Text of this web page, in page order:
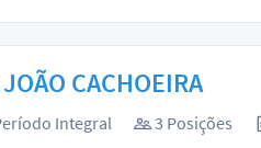
CACHOEIRA
Integral 3 Posições